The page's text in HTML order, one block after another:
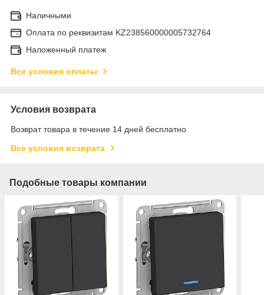
Наличными
Оплата по реквизитам KZ238560000005732764
Наложенный платеж
Все условия оплаты
Условия возврата
Возврат товара в течение 14 дней бесплатно
Все условия возврата
Подобные товары компании